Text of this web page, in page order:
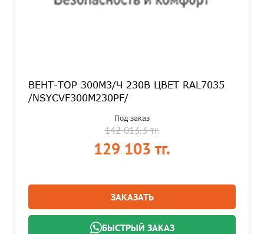
ВЕНТ-ТОР 300M3/Ч 230В ЦВЕТ RAL7035
/NSYCVF300M230PF/
Под заказ
142 013.3 тг.
129 103 тг.
ЗАКАЗАТЬ
БЫСТРЫЙ ЗАКАЗ